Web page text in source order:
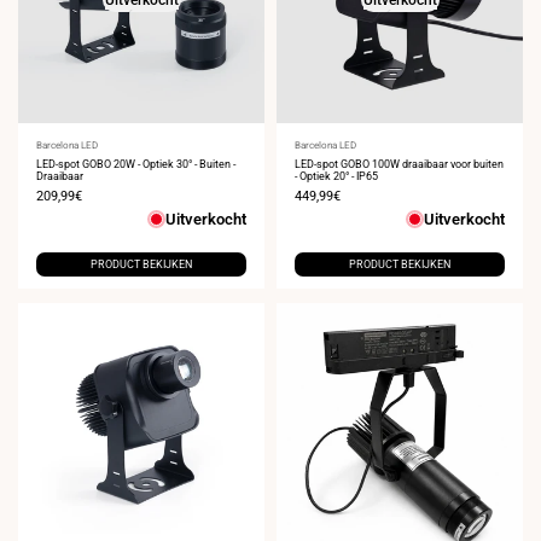
Leverancier:
Barcelona LED
LED-spot GOBO 20W - Optiek 30° - Buiten -
Draaibaar
Verkoopprijs
209,99€
Uitverkocht
PRODUCT BEKIJKEN
Leverancier:
Barcelona LED
LED-spot GOBO 100W draaibaar voor buiten
- Optiek 20° - IP65
Verkoopprijs
449,99€
Uitverkocht
PRODUCT BEKIJKEN